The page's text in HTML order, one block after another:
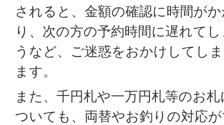
されると、金額の確認に時間が
り、次の方の予約時間に遅れて
うなど、ご迷惑をおかけしてし
ます。
また、千円札や一万円札等のお札
ついても、両替やお釣りの対応